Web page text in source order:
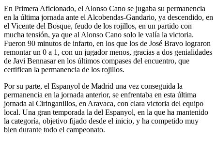
En Primera Aficionado, el Alonso Cano se jugaba su permanencia
en la última jornada ante el Alcobendas-Gandario, ya descendido, en
el Vicente del Bosque, feudo de los rojillos, en un partido con
mucha tensión, ya que al Alonso Cano solo le valía la victoria.
Fueron 90 minutos de infarto, en los que los de José Bravo lograron
remontar un 0 a 1, con un jugador menos, gracias a dos genialidades
de Javi Bennasar en los últimos compases del encuentro, que
certifican la permanencia de los rojillos.
Por su parte, el Espanyol de Madrid una vez conseguida la
permanencia en la jornada anterior, se enfrentaba en esta última
jornada al Ciringanillos, en Aravaca, con clara victoria del equipo
local. Una gran temporada la del Espanyol, en la que ha mantenido
la categoría, objetivo fijado desde el inicio, y ha competido muy
bien durante todo el campeonato.